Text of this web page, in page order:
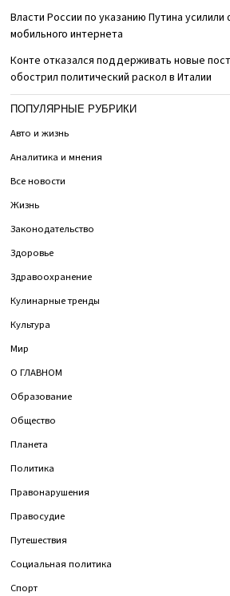
Власти России по указанию Путина
мобильного интернета
Конте отказался поддерживать новые
обострил политический раскол в Италии
ПОПУЛЯРНЫЕ РУБРИКИ
Авто и жизнь
Аналитика и мнения
Все новости
Жизнь
Законодательство
Здоровье
Здравоохранение
Кулинарные тренды
Культура
Мир
О ГЛАВНОМ
Образование
Общество
Планета
Политика
Правонарушения
Правосудие
Путешествия
Социальная политика
Спорт